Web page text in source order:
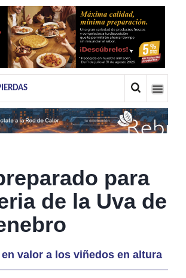
para
de la Uva de
valor a los viñedos en altura